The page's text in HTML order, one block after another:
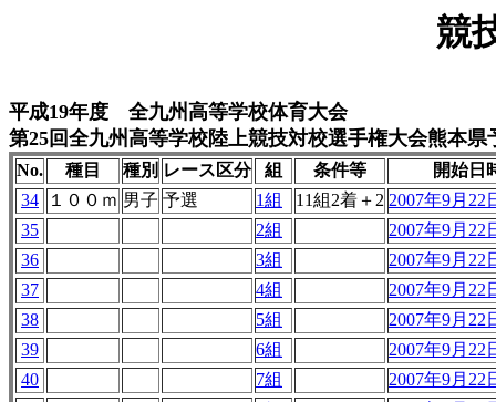
競
平成19年度 全九州高等学校体育大会
第25回全九州高等学校陸上競技対校選手権大会熊本県
No. 種目 種別 レース区分 組 条件等
開始日
34
１００ｍ 男子 予選 1組 11組2着＋2 2007年9月22
35
2組
2007年9月22
36
3組
2007年9月22
37
4組
2007年9月22
38
5組
2007年9月22
39
6組
2007年9月22
40
7組
2007年9月22